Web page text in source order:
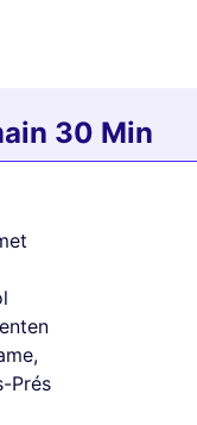
30 Min
Prés